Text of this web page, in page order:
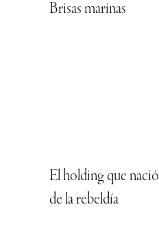
Brisas marinas
El holding que nació
de la rebeldía